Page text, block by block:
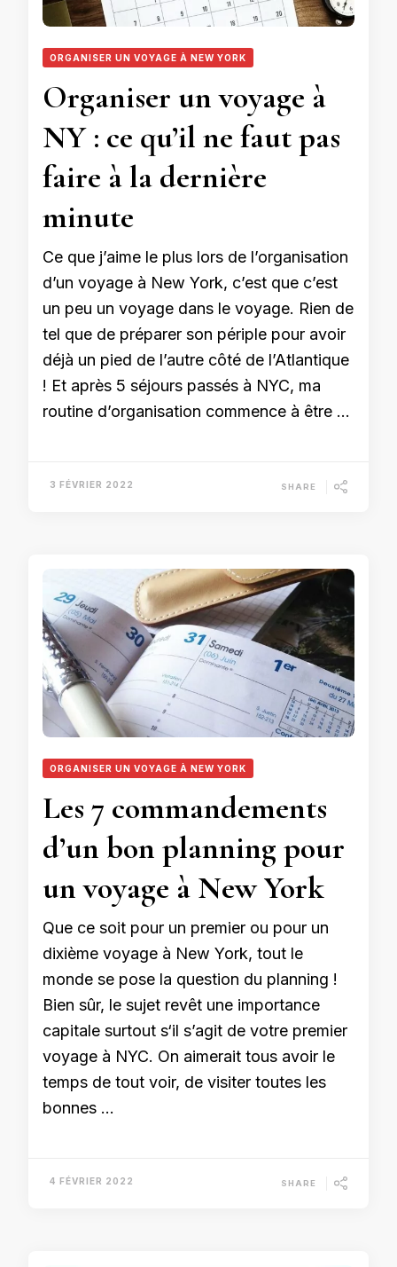
ORGANISER UN VOYAGE À NEW YORK
Organiser un voyage à
NY : ce qu’il ne faut pas
faire à la dernière
minute
Ce que j’aime le plus lors de l’organisation
d’un voyage à New York, c’est que c’est
un peu un voyage dans le voyage. Rien de
tel que de préparer son périple pour avoir
déjà un pied de l’autre côté de l’Atlantique
! Et après 5 séjours passés à NYC, ma
routine d’organisation commence à être …
3 FÉVRIER 2022 SHARE
ORGANISER UN VOYAGE À NEW YORK
Les 7 commandements
d’un bon planning pour
un voyage à New York
Que ce soit pour un premier ou pour un
dixième voyage à New York, tout le
monde se pose la question du planning !
Bien sûr, le sujet revêt une importance
capitale surtout s‘il s’agit de votre premier
voyage à NYC. On aimerait tous avoir le
temps de tout voir, de visiter toutes les
bonnes …
4 FÉVRIER 2022 SHARE